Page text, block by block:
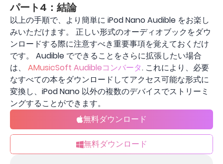
パート4：結論
以上の手順で、より簡単に iPod Nano Audible をお楽し
みいただけます。 正しい形式のオーディオブックをダウ
ンロードする際に注意すべき重要事項を覚えておくだけ
です。 Audible でできることをさらに拡張したい場合
は、 AMusicSoft Audibleコンバータ. これにより、必要
なすべての本をダウンロードしてアクセス可能な形式に
変換し、iPod Nano 以外の複数のデバイスでストリーミ
ングすることができます。
無料ダウンロード
無料ダウンロード